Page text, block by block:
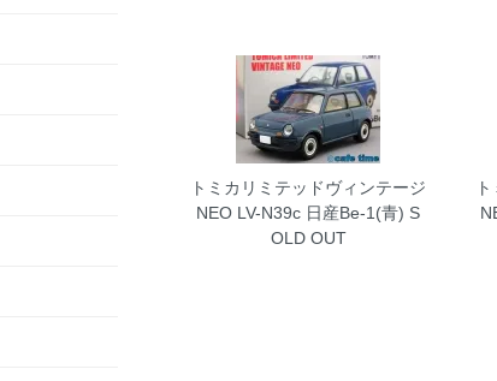
トミカリミテッドヴィンテージ
NEO LV-N39c 日産Be-1(青) S
OLD OUT